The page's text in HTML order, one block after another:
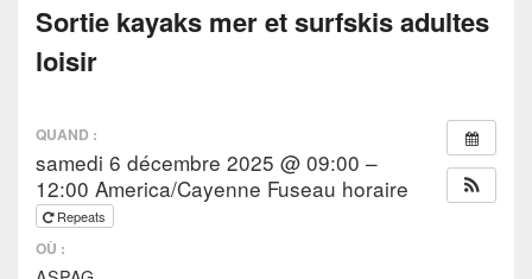
Sortie kayaks mer et surfskis adultes
loisir
QUAND :
samedi 6 décembre 2025 @ 09:00 –
12:00 America/Cayenne Fuseau horaire
Repeats
OÙ :